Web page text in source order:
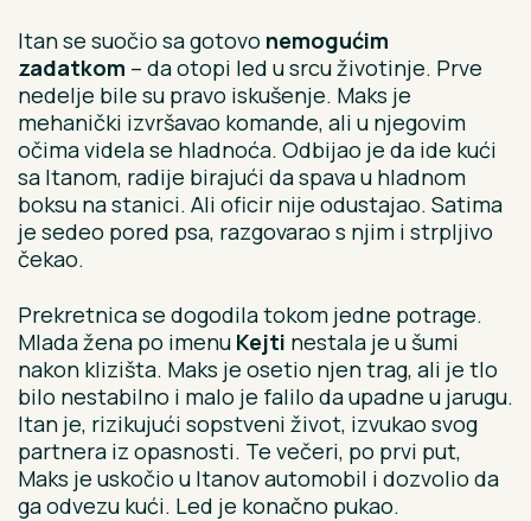
Itan se suočio sa gotovo nemogućim
zadatkom – da otopi led u srcu životinje. Prve
nedelje bile su pravo iskušenje. Maks je
mehanički izvršavao komande, ali u njegovim
očima videla se hladnoća. Odbijao je da ide kući
sa Itanom, radije birajući da spava u hladnom
boksu na stanici. Ali oficir nije odustajao. Satima
je sedeo pored psa, razgovarao s njim i strpljivo
čekao.
Prekretnica se dogodila tokom jedne potrage.
Mlada žena po imenu Kejti nestala je u šumi
nakon klizišta. Maks je osetio njen trag, ali je tlo
bilo nestabilno i malo je falilo da upadne u jarugu.
Itan je, rizikujući sopstveni život, izvukao svog
partnera iz opasnosti. Te večeri, po prvi put,
Maks je uskočio u Itanov automobil i dozvolio da
ga odvezu kući. Led je konačno pukao.